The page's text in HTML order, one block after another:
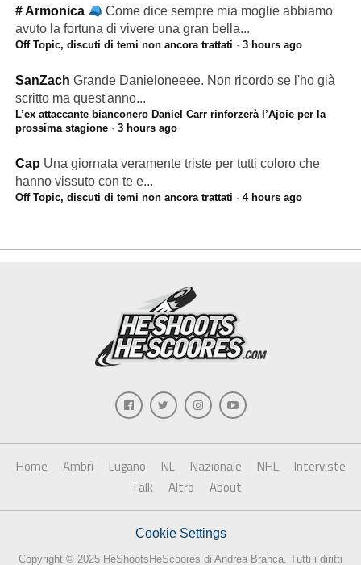
# Armonica
Come dice sempre mia moglie abbiamo
avuto la fortuna di vivere una gran bella...
Off Topic, discuti di temi non ancora trattati · 3 hours ago
SanZach Grande Danieloneeee. Non ricordo se l'ho già
scritto ma quest'anno...
L’ex attaccante bianconero Daniel Carr rinforzerà l’Ajoie per la
prossima stagione· 3 hours ago
Cap Una giornata veramente triste per tutti coloro che
hanno vissuto con te e...
Off Topic, discuti di temi non ancora trattati · 4 hours ago
Home Ambrì Lugano NL Nazionale NHL
Interviste
Talk
Altro About
Cookie Settings
Copyright © 2025 HeShootsHeScoores di Andrea Branca. Tutti i diritti